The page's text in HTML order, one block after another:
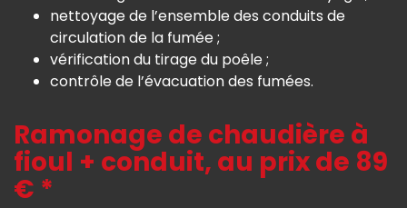
nettoyage de l’ensemble des conduits de
circulation de la fumée ;
vérification du tirage du poêle ;
contrôle de l’évacuation des fumées.
Ramonage de chaudière à
fioul + conduit, au prix de 89
€ *